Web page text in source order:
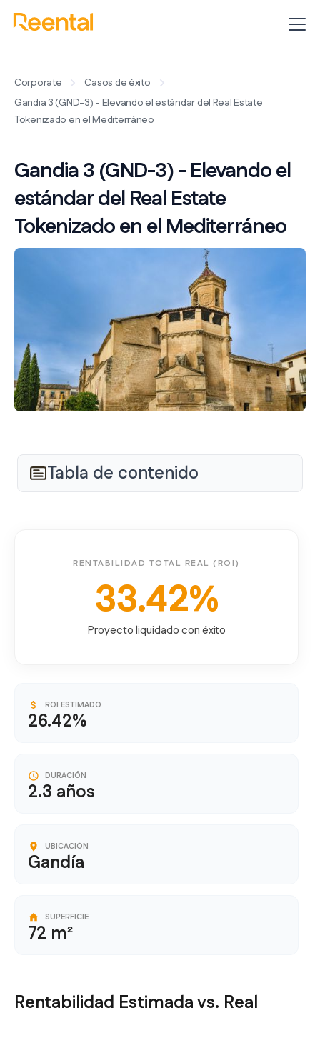
Corporate
Casos de éxito
Gandia 3 (GND-3) - Elevando el estándar del Real Estate
Tokenizado en el Mediterráneo
Gandia 3 (GND-3) - Elevando el
estándar del Real Estate
Tokenizado en el Mediterráneo
Tabla de contenido
RENTABILIDAD TOTAL REAL (ROI)
33.42%
Proyecto liquidado con éxito
ROI ESTIMADO
26.42%
DURACIÓN
2.3 años
UBICACIÓN
Gandía
SUPERFICIE
72 m²
Rentabilidad Estimada vs. Real